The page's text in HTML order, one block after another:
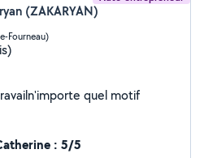
(ZAKARYAN)
Fourneau)
quel motif
: 5/5